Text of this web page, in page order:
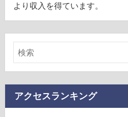
より収入を得ています。
アクセスランキング